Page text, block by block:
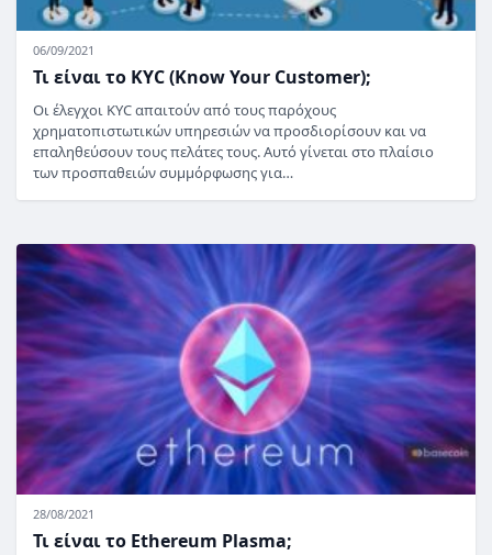
06/09/2021
Τι είναι το KYC (Know Your Customer);
Οι έλεγχοι KYC απαιτούν από τους παρόχους
χρηματοπιστωτικών υπηρεσιών να προσδιορίσουν και να
επαληθεύσουν τους πελάτες τους. Αυτό γίνεται στο πλαίσιο
των προσπαθειών συμμόρφωσης για…
28/08/2021
Τι είναι το Ethereum Plasma;